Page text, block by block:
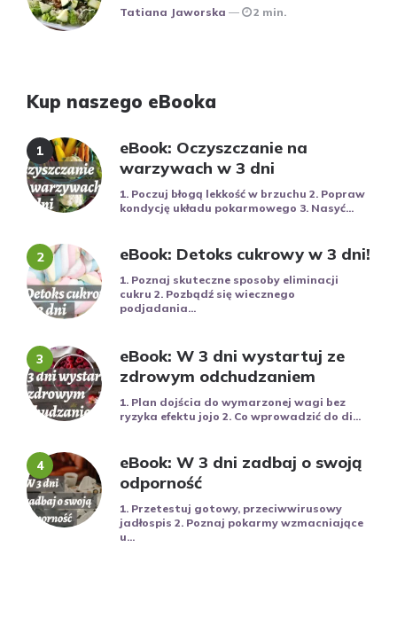
Posted
Tatiana Jaworska 2 min.
Kup naszego eBooka
eBook: Oczyszczanie na
warzywach w 3 dni
1. Poczuj błogą lekkość w brzuchu 2. Popraw
kondycję układu pokarmowego 3. Nasyć...
eBook: Detoks cukrowy w 3 dni!
1. Poznaj skuteczne sposoby eliminacji
cukru 2. Pozbądź się wiecznego
podjadania...
eBook: W 3 dni wystartuj ze
zdrowym odchudzaniem
1. Plan dojścia do wymarzonej wagi bez
ryzyka efektu jojo 2. Co wprowadzić do di...
eBook: W 3 dni zadbaj o swoją
odporność
1. Przetestuj gotowy, przeciwwirusowy
jadłospis 2. Poznaj pokarmy wzmacniające
u...